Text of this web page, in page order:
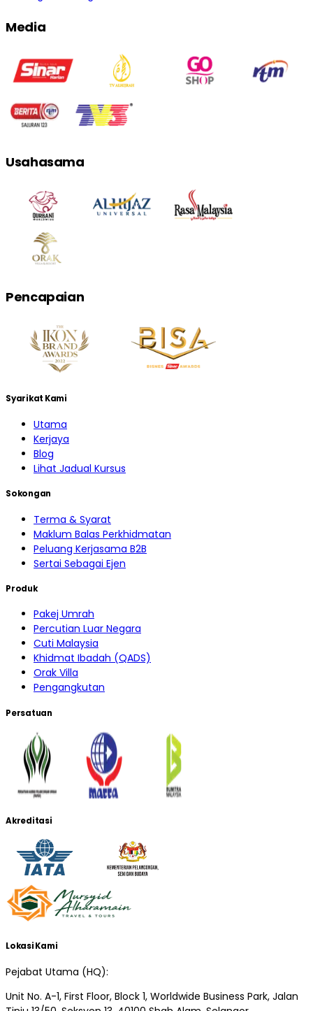
Media
Usahasama
Pencapaian
Syarikat Kami
Utama
Kerjaya
Blog
Lihat Jadual Kursus
Sokongan
Terma & Syarat
Maklum Balas Perkhidmatan
Peluang Kerjasama B2B
Sertai Sebagai Ejen
Produk
Pakej Umrah
Percutian Luar Negara
Cuti Malaysia
Khidmat Ibadah (QADS)
Orak Villa
Pengangkutan
Persatuan
Akreditasi
Lokasi Kami
Pejabat Utama (HQ):
Unit No. A-1, First Floor, Block 1, Worldwide Business Park, Jalan